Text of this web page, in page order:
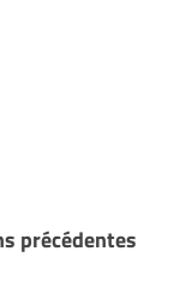
précédentes